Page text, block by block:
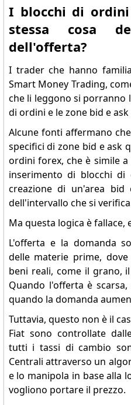
I blocchi di
stessa cosa
dell'offerta?
I trader che hanno
Smart Money Trading,
che li leggono si porranno
di ordini e le zone bid e
Alcune fonti affermano
specifici di zone bid e ask
ordini forex, che è simile
inserimento di blocchi
creazione di un'area bid
dell'intervallo che si
Ma questa logica è fallace,
L'offerta e la domanda
delle materie prime,
beni reali, come il grano,
Quando l'offerta è
quando la domanda
Tuttavia, questo non è il
Fiat sono controllate
tutti i tassi di cambio
Centrali attraverso un
e lo manipola in base alla
vogliono portare il prezzo.